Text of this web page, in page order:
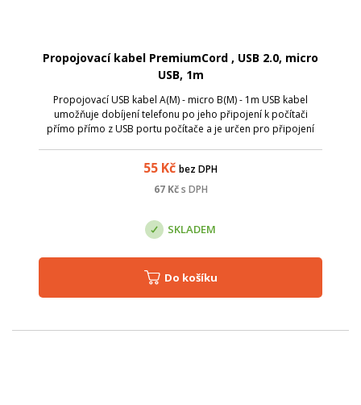
Propojovací kabel PremiumCord , USB 2.0, micro
USB, 1m
Propojovací USB kabel A(M) - micro B(M) - 1m USB kabel
umožňuje dobíjení telefonu po jeho připojení k počítači
přímo přímo z USB portu počítače a je určen pro připojení
55 Kč bez DPH
67Kč s DPH
SKLADEM
Do košíku